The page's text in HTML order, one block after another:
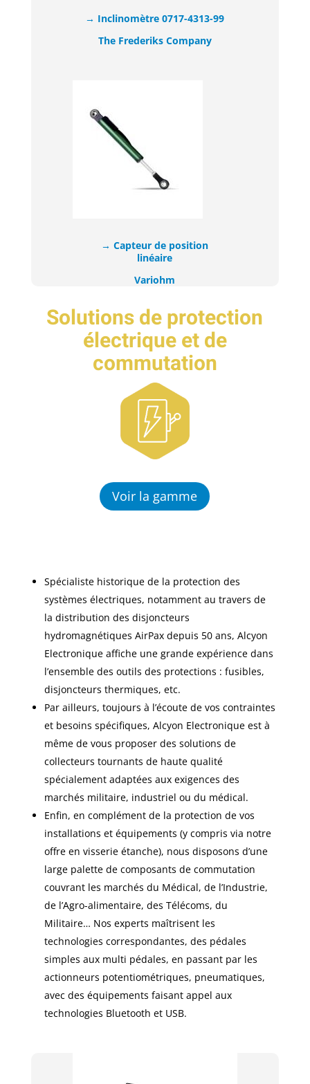
→ Inclinomètre 0717-4313-99
The Frederiks Company
→ Capteur de position
linéaire
Variohm
Solutions de protection
électrique et de
commutation
Voir la gamme
Spécialiste historique de la protection des
systèmes électriques, notamment au travers de
la distribution des disjoncteurs
hydromagnétiques AirPax depuis 50 ans, Alcyon
Electronique affiche une grande expérience dans
l’ensemble des outils des protections : fusibles,
disjoncteurs thermiques, etc.​
Par ailleurs, toujours à l’écoute de vos contraintes
et besoins spécifiques, Alcyon Electronique est à
même de vous proposer des solutions de
collecteurs tournants de haute qualité
spécialement adaptées aux exigences des
marchés militaire, industriel ou du médical.​
Enfin, en complément de la protection de vos
installations et équipements (y compris via notre
offre en visserie étanche), nous disposons d’une
large palette de composants de commutation
couvrant les marchés du Médical, de l’Industrie,
de l’Agro-alimentaire, des Télécoms, du
Militaire… Nos experts maîtrisent les
technologies correspondantes, des pédales
simples aux multi pédales, en passant par les
actionneurs potentiométriques, pneumatiques,
avec des équipements faisant appel aux
technologies Bluetooth et USB.​